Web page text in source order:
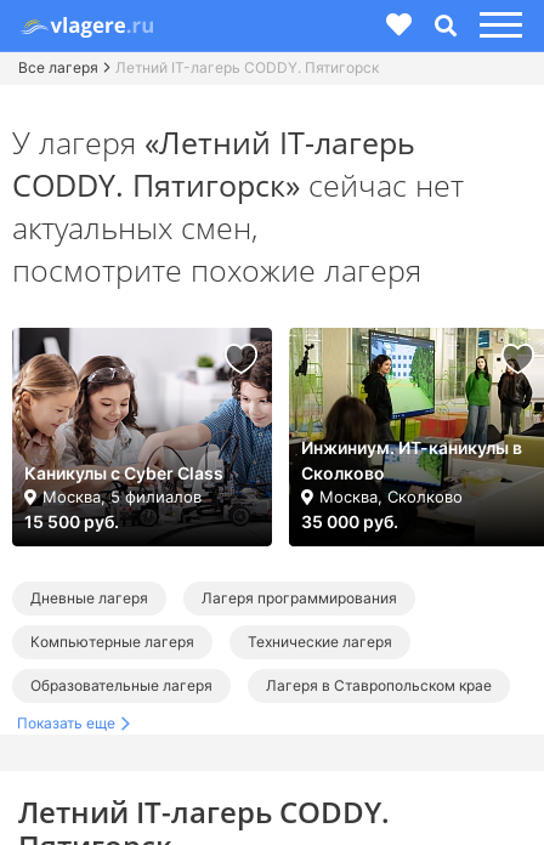
Все лагеря Летний IT-лагерь CODDY. Пятигорск
Летний IT-лагерь CODDY.
У лагеря «Летний IT-лагерь
CODDY. Пятигорск» сейчас нет
актуальных смен,
посмотрите похожие лагеря
Каникулы с Cyber Class
Москва, 5 филиалов
15 500 руб.
Инжиниум. ИТ-каникулы в
Сколково
Москва, Сколково
35 000 руб.
Дневные лагеря Лагеря программирования
Компьютерные лагеря Технические лагеря
Образовательные лагеря Лагеря в Ставропольском крае
Показать еще